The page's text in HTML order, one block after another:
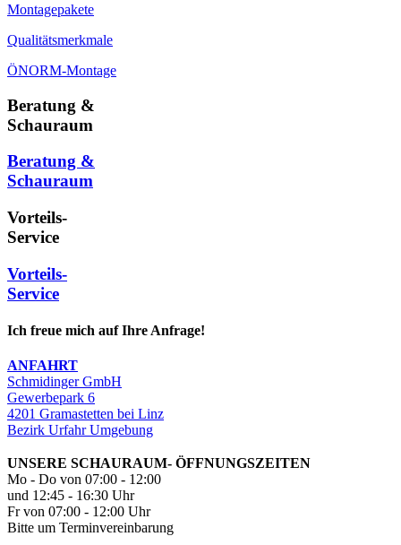
Montagepakete
Qualitätsmerkmale
ÖNORM-Montage
Beratung &
Schauraum
Beratung &
Schauraum
Vorteils-
Service
Vorteils-
Service
Ich freue mich auf Ihre Anfrage!
ANFAHRT
Schmidinger GmbH
Gewerbepark 6
4201 Gramastetten bei Linz
Bezirk Urfahr Umgebung
UNSERE SCHAURAUM- ÖFFNUNGSZEITEN
Mo - Do von 07:00 - 12:00
und 12:45 - 16:30 Uhr
Fr von 07:00 - 12:00 Uhr
Bitte um Terminvereinbarung